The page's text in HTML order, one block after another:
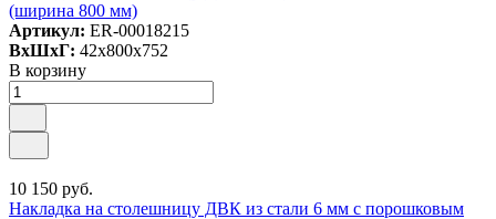
(ширина 800 мм)
Артикул: ER-00018215
ВxШxГ: 42x800x752
В корзину
10 150 руб.
Накладка на столешницу ДВК из стали 6 мм с порошковым